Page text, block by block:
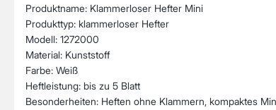
Produktname: Klammerloser Hefter Mini
Produkttyp: klammerloser Hefter
Modell: 1272000
Material: Kunststoff
Farbe: Weiß
Heftleistung: bis zu 5 Blatt
Besonderheiten: Heften ohne Klammern, kompaktes